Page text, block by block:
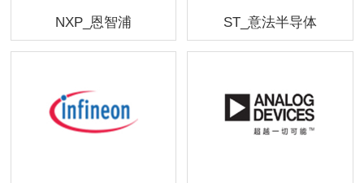
NXP_恩智浦 ST_意法半导体